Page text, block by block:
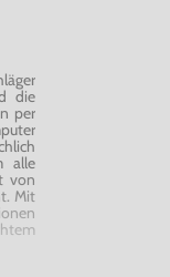
die
per
alle
von
Mit